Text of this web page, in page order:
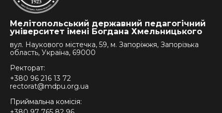
Мелітопольський державний педагогічний
університет імені Богдана Хмельницького
вул. Наукового містечка, 59, м. Запоріжжя, Запорізька
область, Україна, 69000
Ректорат:
+380 96 216 13 72
rectorat@mdpu.org.ua
Приймальна комісія: